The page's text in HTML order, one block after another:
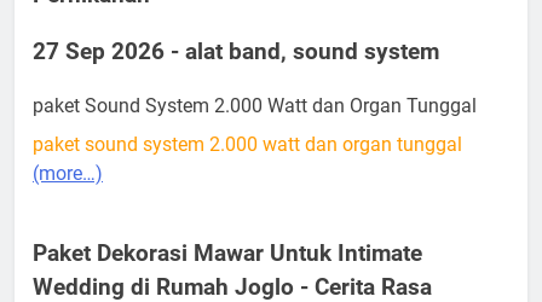
27 Sep 2026 - alat band, sound system
paket Sound System 2.000 Watt dan Organ Tunggal
paket sound system 2.000 watt dan organ tunggal
(more…)
Paket Dekorasi Mawar Untuk Intimate
Wedding di Rumah Joglo - Cerita Rasa